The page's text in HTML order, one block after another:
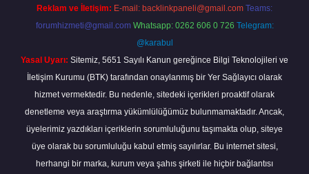
Reklam ve İletişim: E-mail: backlinkpaneli@gmail.com Teams:
forumhizmeti@gmail.com Whatsapp: 0262 606 0 726 Telegram:
@karabul
Yasal Uyarı: Sitemiz, 5651 Sayılı Kanun gereğince Bilgi Teknolojileri ve
İletişim Kurumu (BTK) tarafından onaylanmış bir Yer Sağlayıcı olarak
hizmet vermektedir. Bu nedenle, sitedeki içerikleri proaktif olarak
denetleme veya araştırma yükümlülüğümüz bulunmamaktadır. Ancak,
üyelerimiz yazdıkları içeriklerin sorumluluğunu taşımakta olup, siteye
üye olarak bu sorumluluğu kabul etmiş sayılırlar. Bu internet sitesi,
herhangi bir marka, kurum veya şahıs şirketi ile hiçbir bağlantısı